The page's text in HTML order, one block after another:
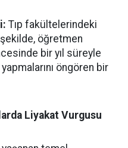
Tıp fakültelerindeki
öğretmen
bir yıl süreyle
öngören bir
Liyakat Vurgusu